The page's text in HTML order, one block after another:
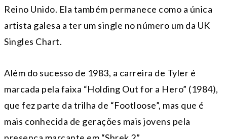
Reino Unido. Ela também permanece como a única
artista galesa a ter um single no número um da UK
Singles Chart.
Além do sucesso de 1983, a carreira de Tyler é
marcada pela faixa “Holding Out for a Hero” (1984),
que fez parte da trilha de “Footloose”, mas que é
mais conhecida de gerações mais jovens pela